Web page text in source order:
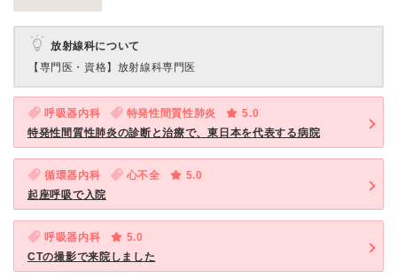
放射線科について
【専門医・資格】 放射線科専門医
呼吸器内科 特発性間質性肺炎
5.0
特発性間質性肺炎の診断と治療で、東日本を代表する病院
循環器内科 心不全
5.0
起座呼吸で入院
呼吸器内科
5.0
CTの撮影で来院しました